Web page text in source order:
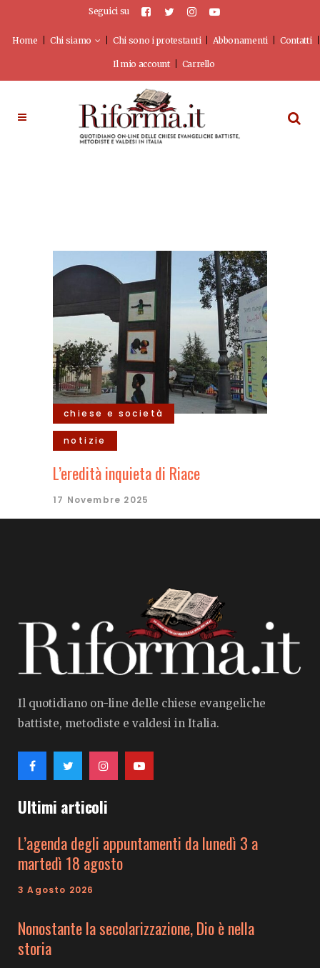
Seguici su
Home Chi siamo Chi sono i protestanti Abbonamenti Contatti
Il mio account Carrello
chiese e società
notizie
L’eredità inquieta di Riace
17 Novembre 2025
Il quotidiano on-line delle chiese evangeliche
battiste, metodiste e valdesi in Italia.
Ultimi articoli
L’agenda degli appuntamenti da lunedì 3 a
martedì 18 agosto
3 Agosto 2026
Nonostante la secolarizzazione, Dio è nella
storia